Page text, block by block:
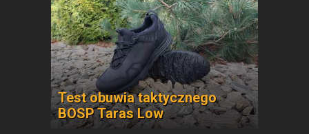
Test obuwia taktycznego
BOSP Taras Low